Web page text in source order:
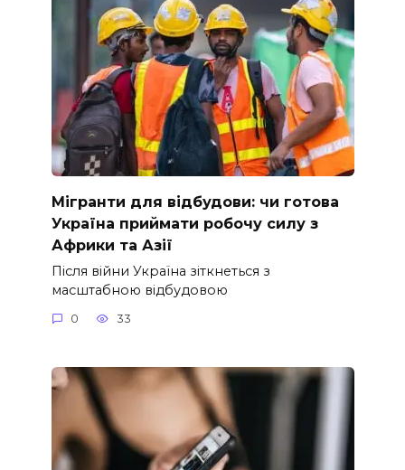
Мігранти для відбудови: чи готова
Україна приймати робочу силу з
Африки та Азії
Після війни Україна зіткнеться з
масштабною відбудовою
0 33